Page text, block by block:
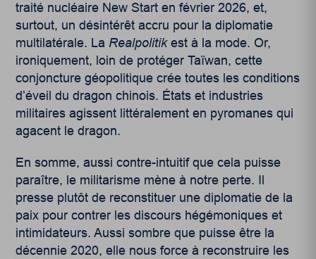
traité nucléaire New Start en février 2026, et,
surtout, un désintérêt accru pour la diplomatie
multilatérale. La Realpolitik est à la mode. Or,
ironiquement, loin de protéger Taïwan, cette
conjoncture géopolitique crée toutes les conditions
d’éveil du dragon chinois. États et industries
militaires agissent littéralement en pyromanes qui
agacent le dragon.
En somme, aussi contre-intuitif que cela puisse
paraître, le militarisme mène à notre perte. Il
presse plutôt de reconstituer une diplomatie de la
paix pour contrer les discours hégémoniques et
intimidateurs. Aussi sombre que puisse être la
décennie 2020, elle nous force à reconstruire les